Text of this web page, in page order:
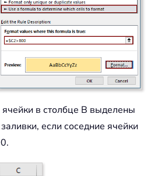
в столбце B выделены
если соседние ячейки